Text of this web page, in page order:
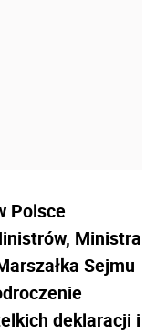
Polsce
Ministra
Sejmu
deklaracji i